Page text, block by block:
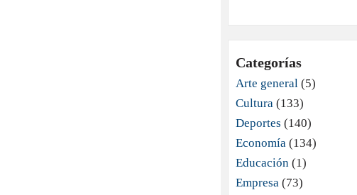
Categorías
Arte general (5)
Cultura (133)
Deportes (140)
Economía (134)
Educación (1)
Empresa (73)